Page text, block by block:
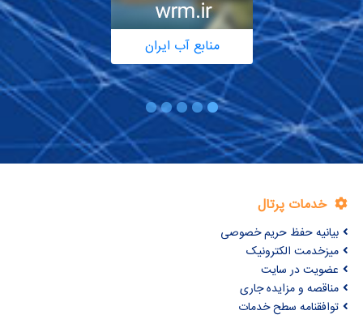
منابع آب ایران
خدمات پرتال
بیانیه حفظ حریم خصوصی
میزخدمت الکترونیک
عضویت در سایت
مناقصه و مزایده جاری
توافقنامه سطح خدمات